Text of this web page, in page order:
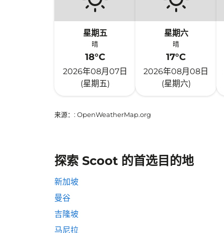
星期五
晴
18°C
2026年08月07日
(星期五)
星期六
晴
17°C
2026年08月08日
(星期六)
来源： : OpenWeatherMap.org
探索 Scoot 的首选目的地
新加坡
曼谷
吉隆坡
马尼拉